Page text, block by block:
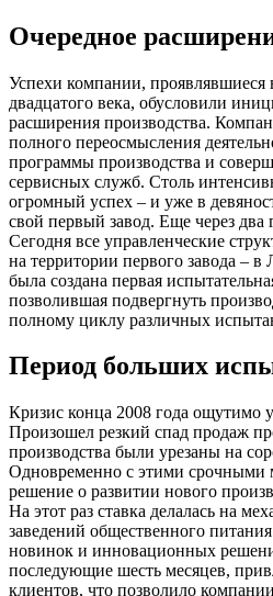
Очередное
Успехи компании, проявлявшиеся
двадцатого века, обусловили
расширения производства.
полного переосмысления
программы производства и
сервисных служб. Столь
огромный успех – и уже в
свой первый завод. Еще через два
Сегодня все управленческие
на территории первого завода –
была создана первая
позволившая подвергнуть
полному циклу различных
Период больших
Кризис конца 2008 года ощутимо
Произошел резкий спад продаж
производства были урезаны на
Одновременно с этими срочными
решение о развитии нового
На этот раз ставка делалась на
заведений общественного
новинок и инновационных
последующие шесть месяцев,
клиентов, что позволило